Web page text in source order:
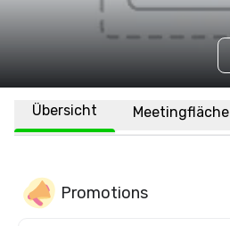
Übersicht Meetingfläche
Promotions